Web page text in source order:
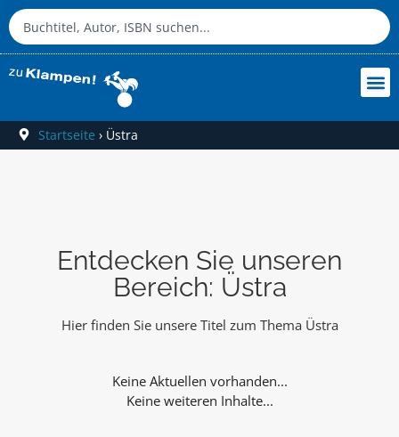
Startseite › Üstra
Entdecken Sie unseren
Bereich: Üstra
Hier finden Sie unsere Titel zum Thema Üstra
Keine weiteren Inhalte...